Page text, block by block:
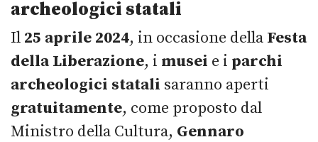
archeologici statali
Il 25 aprile 2024, in occasione della Festa
della Liberazione, i musei e i parchi
archeologici statali saranno aperti
gratuitamente, come proposto dal
Ministro della Cultura, Gennaro